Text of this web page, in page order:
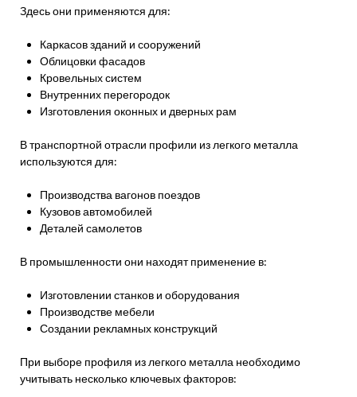
Здесь они применяются для:
Каркасов зданий и сооружений
Облицовки фасадов
Кровельных систем
Внутренних перегородок
Изготовления оконных и дверных рам
В транспортной отрасли профили из легкого металла
используются для:
Производства вагонов поездов
Кузовов автомобилей
Деталей самолетов
В промышленности они находят применение в:
Изготовлении станков и оборудования
Производстве мебели
Создании рекламных конструкций
При выборе профиля из легкого металла необходимо
учитывать несколько ключевых факторов: